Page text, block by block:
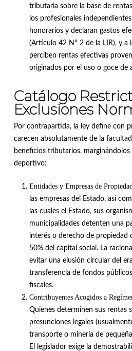
tributaria sobre la base de
los profesionales
honorarios y declaran gastos
(Artículo 42 N° 2 de la LIR), y a
perciben rentas efectivas
originados por el uso o goce de
Catálogo
Exclusiones
Por contrapartida, la ley define con
carecen absolutamente de la
beneficios tributarios,
deportivo:
Entidades y Empresas de
las empresas del Estado, así
las cuales el Estado, sus
municipalidades detenten una
interés o derecho de propiedad
50% del capital social . La
evitar una elusión circular del
transferencia de fondos
fiscales.
Contribuyentes Acogidos a
Quienes determinen sus rentas
presunciones legales
transporte o minería de
El legislador exige la